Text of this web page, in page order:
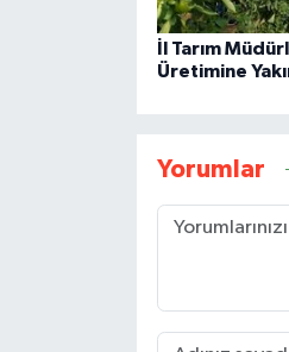
İl Tarım
Üretimine
Yorumlar